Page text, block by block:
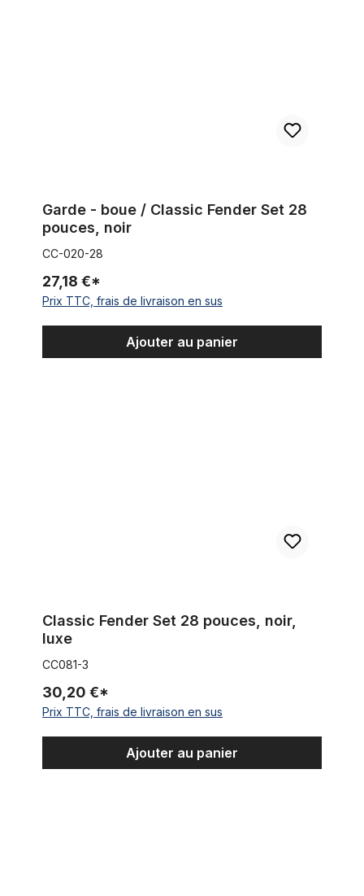
Garde - boue / Classic Fender Set 28
pouces, noir
CC-020-28
27,18 €*
Prix TTC, frais de livraison en sus
Ajouter au panier
Classic Fender Set 28 pouces, noir,
luxe
CC081-3
30,20 €*
Prix TTC, frais de livraison en sus
Ajouter au panier